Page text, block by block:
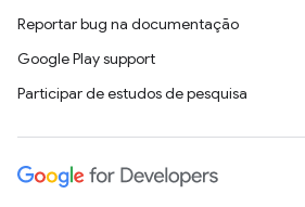
Reportar bug na documentação
Google Play support
Participar de estudos de pesquisa